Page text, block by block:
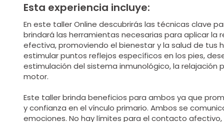
Esta experiencia incluye:
En este taller Online descubrirás las técnicas clave
brindará las herramientas necesarias para aplicar la
efectiva, promoviendo el bienestar y la salud de tus
estimular puntos reflejos específicos en los pies,
estimulación del sistema inmunológico, la relajación
motor.
Este taller brinda beneficios para ambos ya que
y confianza en el vínculo primario. Ambos se
emociones. No hay límites para el contacto afectivo,